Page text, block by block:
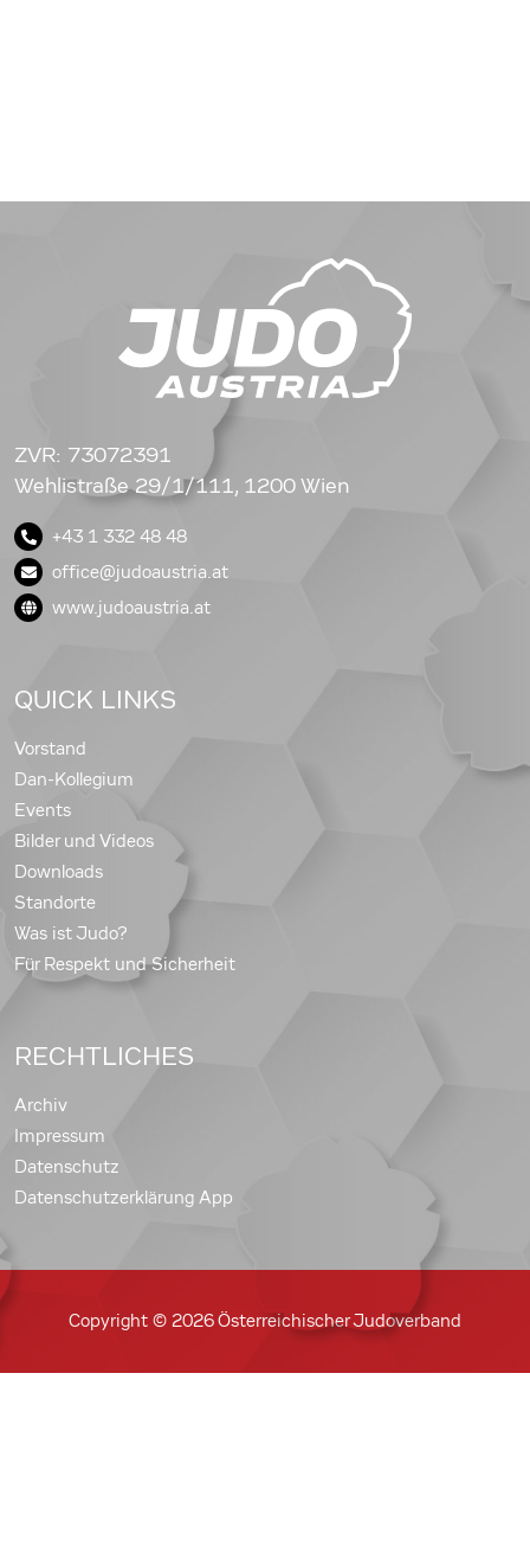
ZVR: 73072391
Wehlistraße 29/1/111, 1200 Wien
+43 1 332 48 48
office@judoaustria.at
www.judoaustria.at
QUICK LINKS
Vorstand
Dan-Kollegium
Events
Bilder und Videos
Downloads
Standorte
Was ist Judo?
Für Respekt und Sicherheit
RECHTLICHES
Archiv
Impressum
Datenschutz
Datenschutzerklärung App
Copyright © 2026 Österreichischer Judoverband